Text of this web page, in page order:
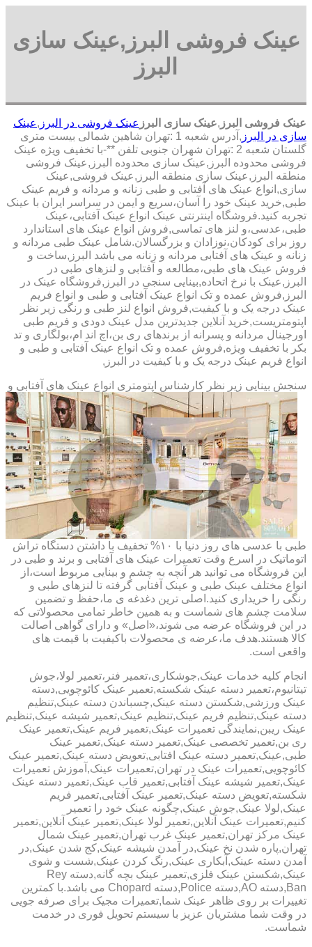
عینک فروشی البرز,عینک سازی
البرز
عینک فروشی البرز ,عینک سازی البرز عینک فروشی در البرز ,عینک
سازی در البرز
,آدرس شعبه 1 :تهران شاهین شمالی بیست متری
گلستان شعبه 2 :تهران شهران جنوبی تلفن **-با تخفیف ویژه عینک
فروشی محدوده البرز,عینک سازی محدوده البرز,عینک فروشی
منطقه البرز,عینک سازی منطقه البرز,عینک فروشی,عینک
سازی,انواع عینک های آفتابی و طبی زنانه و مردانه و فریم عینک
طبی,خرید عینک خود را آسان،سریع و ایمن در سراسر ایران با عینک
تجربه کنید.فروشگاه اینترنتی عینک انواع عینک آفتابی،عینک
طبی،عدسی،و لنز های تماسی,فروش انواع عینک های استاندارد
روز برای کودکان،نوزادان و بزرگسالان.شامل عینک طبی مردانه و
زنانه و عینک های آفتابی مردانه و زنانه می باشد البرز,ساخت و
فروش عینک های طبی،مطالعه و آفتابی و لنزهای طبی در
البرز,عینک با نرخ اتحاده,بینایی سنجی در البرز,فروشگاه عینک در
البرز,فروش عمده و تک انواع عینک آفتابی و طبی و انواع فریم
عینک درجه یک و با کیفیت,فروش انواع لنز طبی و رنگی زیر نظر
اپتومتریست,خرید آنلاین جدیدترین مدل عینک دودی و فریم طبی
اورجینال مردانه و پسرانه از برندهای ری بن،اچ اند ام،بولگاری و تد
بکر با تخفیف ویژه,فروش عمده و تک انواع عینک آفتابی و طبی و
انواع فریم عینک درجه یک و با کیفیت در البرز,
سنجش بینایی زیر نظر کارشناس اپتومتری انواع عینک های آفتابی و
طبی با عدسی های روز دنیا با ۱۰% تخفیف با داشتن دستگاه تراش
اتوماتیک در اسرع وقت تعمیرات عینک های آفتابی و برند و طبی در
این فروشگاه می توانید هر آنچه به چشم و بینایی مربوط است،از
انواع مختلف عینک طبی و عینک آفتابی گرفته تا لنزهای طبی و
رنگی را خریداری کنید.اصلی ترین دغدغه ی ما،حفظ و تضمین
سلامت چشم های شماست و به همین خاطر تمامی محصولاتی که
در این فروشگاه عرضه می شوند،«اصل» و دارای گواهی اصالت
کالا هستند.هدف ما،عرضه ی محصولات باکیفیت با قیمت های
واقعی است.
انجام کلیه خدمات عینک,جوشکاری،تعمیر فنر،تعمیر لولا،جوش
تیتانیوم،تعمیر دسته عینک شکسته,تعمیر عینک کائوچویی,دسته
عینک ورزشی,شکستن دسته عینک,چسباندن دسته عینک,تنظیم
دسته عینک,تنظیم فریم عینک,تنظیم عینک,تعمیر شیشه عینک,تنظیم
عینک ریبن,نمایندگی تعمیرات عینک,تعمیر فریم عینک,تعمیر عینک
ری بن,تعمیر تخصصی عینک,تعمیر دسته عینک,تعمیر عینک
طبی,عینک,تعمیر دسته عینک افتابی,تعویض دسته عینک,تعمیر عینک
کائوچویی,تعمیرات عینک در تهران,تعمیرات عینک,آموزش تعمیرات
عینک,تعمیر شیشه عینک آفتابی,تعمیر قاب عینک,تعمیر دسته عینک
شکسته,تعویض دسته عینک,تعمیر عینک آفتابی,تعمیر فریم
عینک,لولا عینک,جوش عینک,چگونه عینک خود را تعمیر
کنیم,تعمیرات عینک آنلاین,تعمیر لولا عینک,تعمیر عینک آنلاین,تعمیر
عینک مرکز تهران,تعمیر عینک غرب تهران,تعمیر عینک شمال
تهران,پاره شدن نخ عینک,در آمدن شیشه عینک,کج شدن عینک,در
آمدن دسته عینک,آبکاری عینک,رنگ کردن عینک,شست و شوی
عینک,شکستن عینک فلزی,تعمیر عینک بچه گانه,دسته Rey
Ban,دسته AO,دسته Police,دسته Chopard می باشد.با کمترین
تغییرات بر روی ظاهر عینک شما,تعمیرات مجیک برای صرفه جویی
در وقت شما مشتریان عزیز با سیستم تحویل فوری در خدمت
شماست.